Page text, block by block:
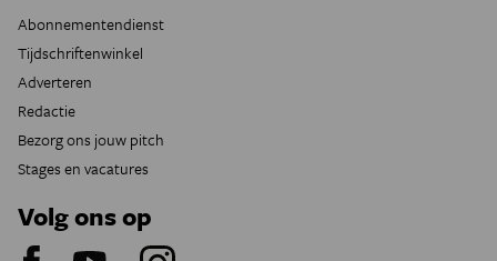
Abonnementendienst
Tijdschriftenwinkel
Adverteren
Redactie
Bezorg ons jouw pitch
Stages en vacatures
Volg ons op